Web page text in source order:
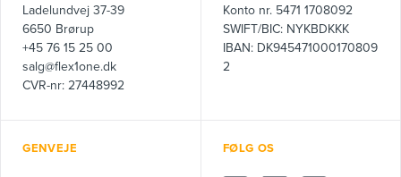
Ladelundvej 37-39
6650 Brørup
+45 76 15 25 00
salg@flex1one.dk
CVR-nr: 27448992
Konto nr. 5471 1708092
SWIFT/BIC: NYKBDKKK
IBAN: DK945471000170809
2
GENVEJE FØLG OS